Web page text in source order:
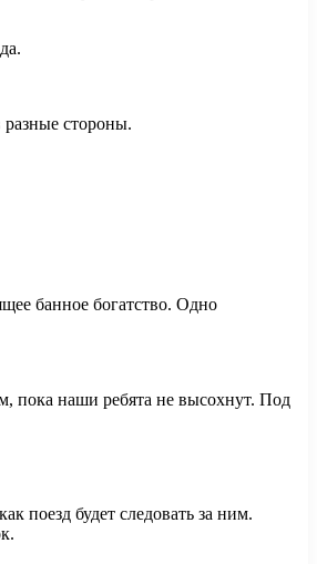
разные стороны.
банное богатство. Одно
пока наши ребята не высохнут. Под
поезд будет следовать за ним.